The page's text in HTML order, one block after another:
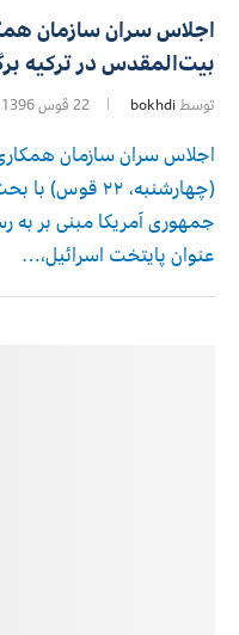
اجلاس سران سازمان
بیت‌المقدس در ترکیه
توسط bokhdi 22 قوس 1396
اجلاس سران سازمان
(چهارشنبه، ۲۲
جمهوری آمریکا مبنی بر
عنوان پایتخت اسرائیل،…